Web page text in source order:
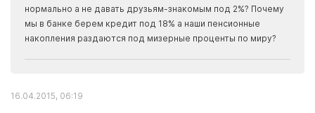
нормально а не давать друзьям-знакомым под 2%? Почему
мы в банке берем кредит под 18% а наши пенсионные
накопления раздаются под мизерные проценты по миру?
16.04.2015, 06:19